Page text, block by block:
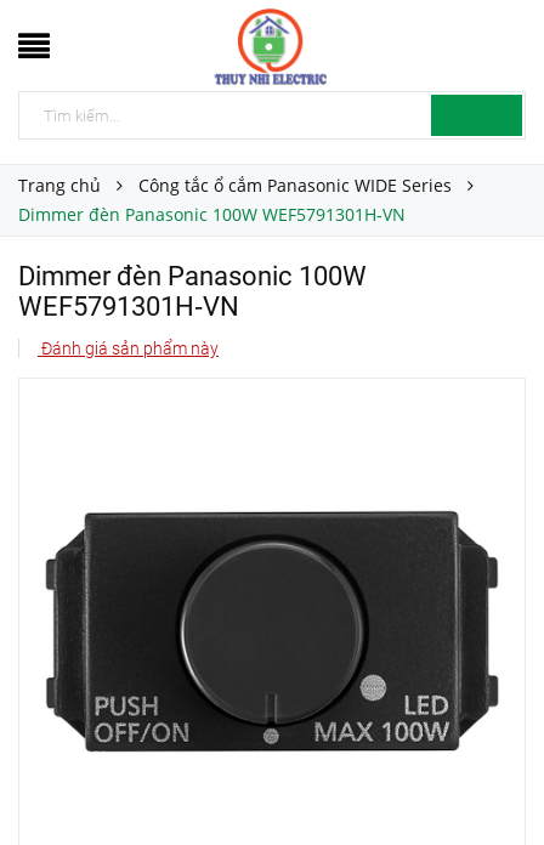
Trang chủ
Công tắc ổ cắm Panasonic WIDE Series
Dimmer đèn Panasonic 100W WEF5791301H‑VN
Dimmer đèn Panasonic 100W
WEF5791301H‑VN
Đánh giá sản phẩm này